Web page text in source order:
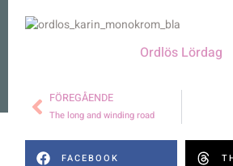
Ordlös Lördag
FÖREGÅENDE
The long and winding road
FACEBOOK